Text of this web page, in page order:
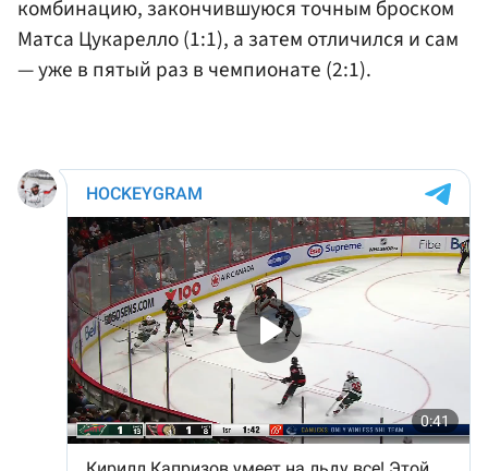
комбинацию, закончившуюся точным броском
Матса Цукарелло (1:1), а затем отличился и сам
— уже в пятый раз в чемпионате (2:1).